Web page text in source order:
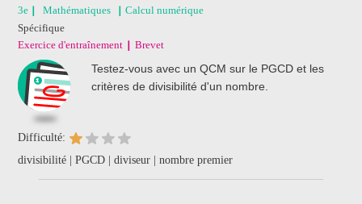
3e Mathématiques
Calcul numérique
Spécifique
Exercice d'entraînement
Brevet
Testez-vous avec un QCM sur le PGCD et les
critères de divisibilité d'un nombre.
Difficulté:
divisibilité | PGCD | diviseur | nombre premier